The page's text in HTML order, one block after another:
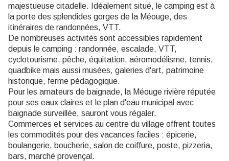
majestueuse citadelle. Idéalement situé, le camping est à
la porte des splendides gorges de la Méouge, des
itinéraires de randonnées, VTT.
De nombreuses activités sont accessibles rapidement
depuis le camping : randonnée, escalade, VTT,
cyclotourisme, pêche, équitation, aéromodélisme, tennis,
quadbike mais aussi musées, galeries d'art, patrimoine
historique, ferme pédagogique.
Pour les amateurs de baignade, la Méouge rivière réputée
pour ses eaux claires et le plan d'eau municipal avec
baignade surveillée, sauront vous régaler.
Commerces et services au centre du village offrent toutes
les commodités pour des vacances faciles : épicerie,
boulangerie, boucherie, salon de coiffure, poste, pizzeria,
bars, marché provençal.